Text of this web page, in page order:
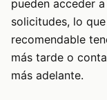
pueden acceder
solicitudes, lo
recomendable
más tarde o
más adelante.